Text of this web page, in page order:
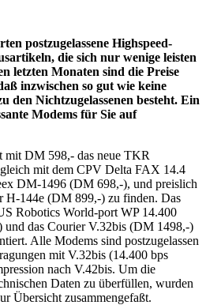
postzugelassene Highspeed-
die sich nur wenige leisten
letzten Monaten sind die Preise
inzwischen so gut wie keine
den Nichtzugelassenen besteht. Ein
Modems für Sie auf
mit DM 598,- das neue TKR
mit dem CPV Delta FAX 14.4
DM-1496 (DM 698,-), und preislich
H-144e (DM 899,-) zu finden. Das
Robotics World-port WP 14.400
das Courier V.32bis (DM 1498,-)
Alle Modems sind postzugelassen
mit V.32bis (14.400 bps
nach V.42bis. Um die
Daten zu überfüllen, wurden
Übersicht zusammengefaßt.